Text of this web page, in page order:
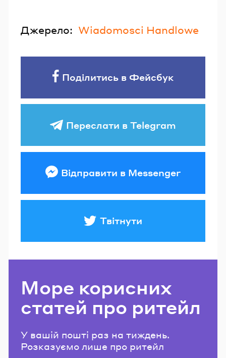
Джерело: Wiadomosci Handlowe
Поділитись в Фейсбук
Переслати в Telegram
Відправити в Messenger
Твітнути
Море корисних
статей про ритейл
У вашій пошті раз на тиждень.
Розказуємо лише про ритейл